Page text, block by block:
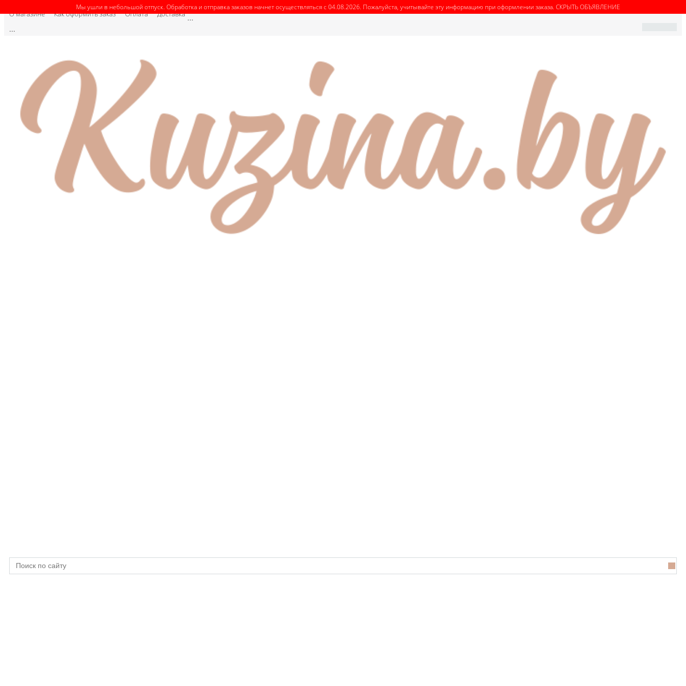
О магазине Как оформить заказ Оплата Доставка ...
...
Мы ушли в небольшой отпуск. Обработка и отправка заказов начнет осуществляться с 04.08.2026. Пожалуйста, учитывайте эту информацию при оформлении заказа. СКРЫТЬ ОБЪЯВЛЕНИЕ